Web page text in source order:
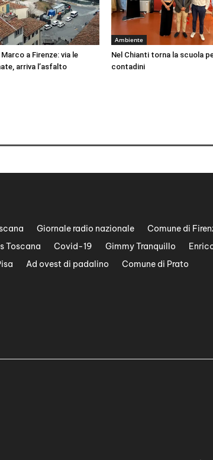
a Firenze: via le
arriva l’asfalto
Ambiente
Nel Chianti torna la scuola
contadini
Giornale radio nazionale
Comune di
Toscana Covid-19 Gimmy Tranquillo
Ad ovest di padalino
Comune di Prato